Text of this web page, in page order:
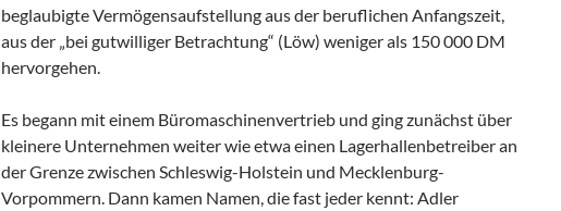
beglaubigte Vermögensaufstellung aus der beruflichen Anfangszeit,
aus der „bei gutwilliger Betrachtung“ (Löw) weniger als 150 000 DM
hervorgehen.
Es begann mit einem Büromaschinenvertrieb und ging zunächst über
kleinere Unternehmen weiter wie etwa einen Lagerhallenbetreiber an
der Grenze zwischen Schleswig-Holstein und Mecklenburg-
Vorpommern. Dann kamen Namen, die fast jeder kennt: Adler